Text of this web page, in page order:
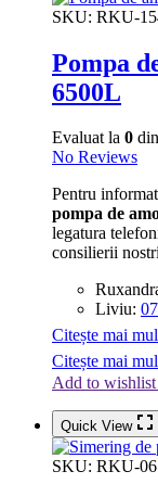
SKU: RKU-
Pompa
6500L
Evaluat la 0
No Reviews
Pentru
pompa de
legatura
consilierii
Liviu:
Citește mai
Citește mai
Add to wishlist
Quick View
SKU: RKU-